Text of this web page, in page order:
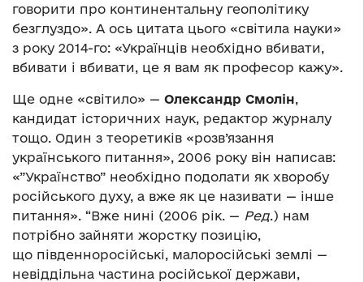
говорити про континентальну геополітику
безглуздо». А ось цитата цього «світила науки»
з року 2014-го: «Українців необхідно вбивати,
вбивати і вбивати, це я вам як професор кажу».
Ще одне «світило» — Олександр Смолін,
кандидат історичних наук, редактор журналу
тощо. Один з теоретиків «розв’язання
українського питання», 2006 року він написав:
«”Українство” необхідно подолати як хворобу
російського духу, а вже як це називати — інше
питання». “Вже нині (2006 рік. — Ред.) нам
потрібно зайняти жорстку позицію,
що південноросійські, малоросійські землі —
невіддільна частина російської держави,